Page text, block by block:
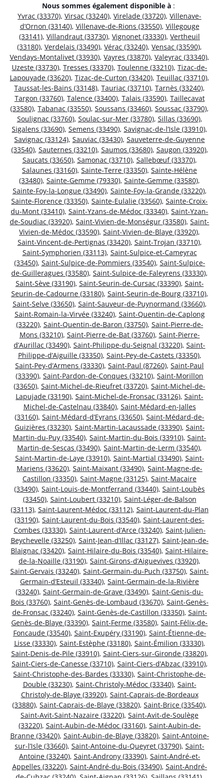
Nous sommes également disponible à :
Yvrac (33370), Virsac (33240), Virelade (33720), Villenave-
d’Ornon (33140), Villenave-de-Rions (33550), Villegouge
(33141), Villandraut (33730), Vignonet (33330), Vertheuil
(33180), Verdelais (33490), Vérac (33240), Vensac (33590),
Vendays-Montalivet (33930), Vayres (33870), Valeyrac (33340),
Uzeste (33730), Tresses (33370), Toulenne (33210), Tizac-de-
Lapouyade (33620), Tizac-de-Curton (33420), Teuillac (33710),
Taussat-les-Bains (33148), Tauriac (33710), Tarnès (33240),
Targon (33760), Talence (33400), Talais (33590), Taillecavat
(33580), Tabanac (33550), Soussans (33460), Soussac (33790),
Soulignac (33760), Soulac-sur-Mer (33780), Sillas (33690),
Sigalens (33690), Semens (33490), Savignac-de-l’Isle (33910),
Savignac (33124), Sauviac (33430), Sauveterre-de-Guyenne
(33540), Sauternes (33210), Saumos (33680), Saugon (33920),
Saucats (33650), Samonac (33710), Sallebœuf (33370),
Salaunes (33160), Sainte-Terre (33350), Sainte-Hélène
(33480), Sainte-Gemme (79330), Sainte-Gemme (33580),
Sainte-Foy-la-Longue (33490), Sainte-Foy-la-Grande (33220),
Sainte-Florence (33350), Sainte-Eulalie (33560), Sainte-Croix-
du-Mont (33410), Saint-Yzans-de-Médoc (33340), Saint-Yzan-
de-Soudiac (33920), Saint-Vivien-de-Monségur (33580), Saint-
Vivien-de-Médoc (33590), Saint-Vivien-de-Blaye (33920),
Saint-Vincent-de-Pertignas (33420), Saint-Trojan (33710),
Saint-Symphorien (33113), Saint-Sulpice-et-Cameyrac
(33450), Saint-Sulpice-de-Pommiers (33540), Saint-Sulpice-
de-Guilleragues (33580), Saint-Sulpice-de-Faleyrens (33330),
Saint-Sève (33190), Saint-Seurin-de-Cursac (33390), Saint-
Seurin-de-Cadourne (33180), Saint-Seurin-de-Bourg (33710),
Saint-Selve (33650), Saint-Sauveur-de-Puynormand (33660),
Saint-Romain-la-Virvée (33240), Saint-Quentin-de-Caplong
(33220), Saint-Quentin-de-Baron (33750), Saint-Pierre-de-
Mons (33210), Saint-Pierre-de-Bat (33760), Saint-Pierre-
d’Aurillac (33490), Saint-Philippe-du-Seignal (33220), Saint-
Philippe-d’Aiguille (33350), Saint-Pey-de-Castets (33350),
Saint-Pey-d’Armens (33330), Saint-Paul (87260), Saint-Paul
(33390), Saint-Pardon-de-Conques (33210), Saint-Morillon
(33650), Saint-Michel-de-Rieufret (33720), Saint-Michel-de-
Lapujade (33190), Saint-Michel-de-Fronsac (33126), Saint-
Michel-de-Castelnau (33840), Saint-Médard-en-Jalles
(33160), Saint-Médard-d’Eyrans (33650), Saint-Médard-de-
Guizières (33230), Saint-Martin-Lacaussade (33390), Saint-
Martin-du-Puy (33540), Saint-Martin-du-Bois (33910), Saint-
Martin-de-Sescas (33490), Saint-Martin-de-Lerm (33540),
Saint-Martin-de-Laye (33910), Saint-Martial (33490), Saint-
Mariens (33620), Saint-Maixant (33490), Saint-Magne-de-
Castillon (33350), Saint-Magne (33125), Saint-Macaire
(33490), Saint-Louis-de-Montferrand (33440), Saint-Loubès
(33450), Saint-Loubert (33210), Saint-Léger-de-Balson
(33113), Saint-Laurent-Médoc (33112), Saint-Laurent-du-Plan
(33190), Saint-Laurent-du-Bois (33540), Saint-Laurent-des-
Combes (33330), Saint-Laurent-d’Arce (33240), Saint-Julien-
Beychevelle (33250), Saint-Jean-d’Illac (33127), Saint-Jean-de-
Blaignac (33420), Saint-Hilaire-du-Bois (33540), Saint-Hilaire-
de-la-Noaille (33190), Saint-Girons-d’Aiguevives (33920),
Saint-Gervais (33240), Saint-Germain-du-Puch (33750), Saint-
Germain-d’Esteuil (33340), Saint-Germain-de-la-Rivière
(33240), Saint-Germain-de-Grave (33490), Saint-Genis-du-
Bois (33760), Saint-Genès-de-Lombaud (33670), Saint-Genès-
de-Fronsac (33240), Saint-Genès-de-Castillon (33350), Saint-
Genès-de-Blaye (33390), Saint-Ferme (33580), Saint-Félix-de-
Foncaude (33540), Saint-Exupéry (33190), Saint-Étienne-de-
Lisse (33330), Saint-Estèphe (33180), Saint-Émilion (33330),
Saint-Denis-de-Pile (33910), Saint-Ciers-sur-Gironde (33820),
Saint-Ciers-de-Canesse (33710), Saint-Ciers-d’Abzac (33910),
Saint-Christophe-des-Bardes (33330), Saint-Christophe-de-
Double (33230), Saint-Christoly-Médoc (33340), Saint-
Christoly-de-Blaye (33920), Saint-Caprais-de-Bordeaux
(33880), Saint-Caprais-de-Blaye (33820), Saint-Brice (33540),
Saint-Avit-Saint-Nazaire (33220), Saint-Avit-de-Soulège
(33220), Saint-Aubin-de-Médoc (33160), Saint-Aubin-de-
Branne (33420), Saint-Aubin-de-Blaye (33820), Saint-Antoine-
sur-l’Isle (33660), Saint-Antoine-du-Queyret (33790), Saint-
Antoine (33240), Saint-Androny (33390), Saint-André-et-
Appelles (33220), Saint-André-du-Bois (33490), Saint-André-